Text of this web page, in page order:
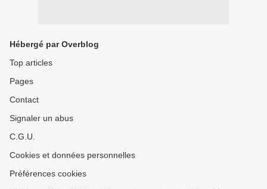
Hébergé par Overblog
Top articles
Pages
Contact
Signaler un abus
C.G.U.
Cookies et données personnelles
Préférences cookies